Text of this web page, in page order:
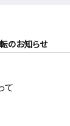
のお知らせ
て